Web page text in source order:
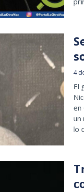
4
El
en
un
lo